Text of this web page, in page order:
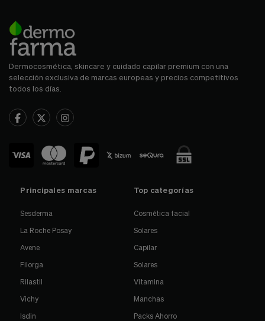
Dermocosmética, skincare y cuidado capilar premium con una
selección exclusiva de marcas europeas y precios competitivos
todos los días.
Principales marcas
Sesderma
La Roche Posay
Avene
Filorga
Rilastil
Vichy
Isdin
Top categorías
Cosmética facial
Solares
Capilar
Solares
Vitamina
Manchas
Packs Ahorro